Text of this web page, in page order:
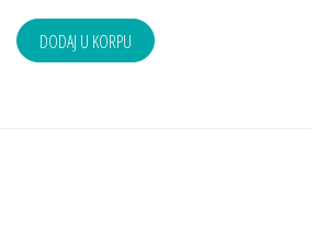
DODAJ U KORPU